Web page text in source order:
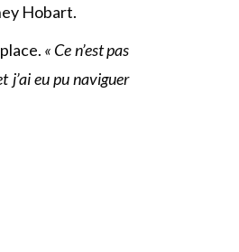
Hobart.
« Ce n’est pas
j’ai eu pu naviguer